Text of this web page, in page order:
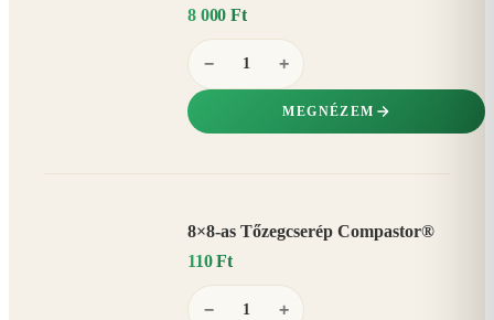
8 000 Ft
− +
MEGNÉZEM
8×8-as Tőzegcserép Compastor®
110 Ft
− +